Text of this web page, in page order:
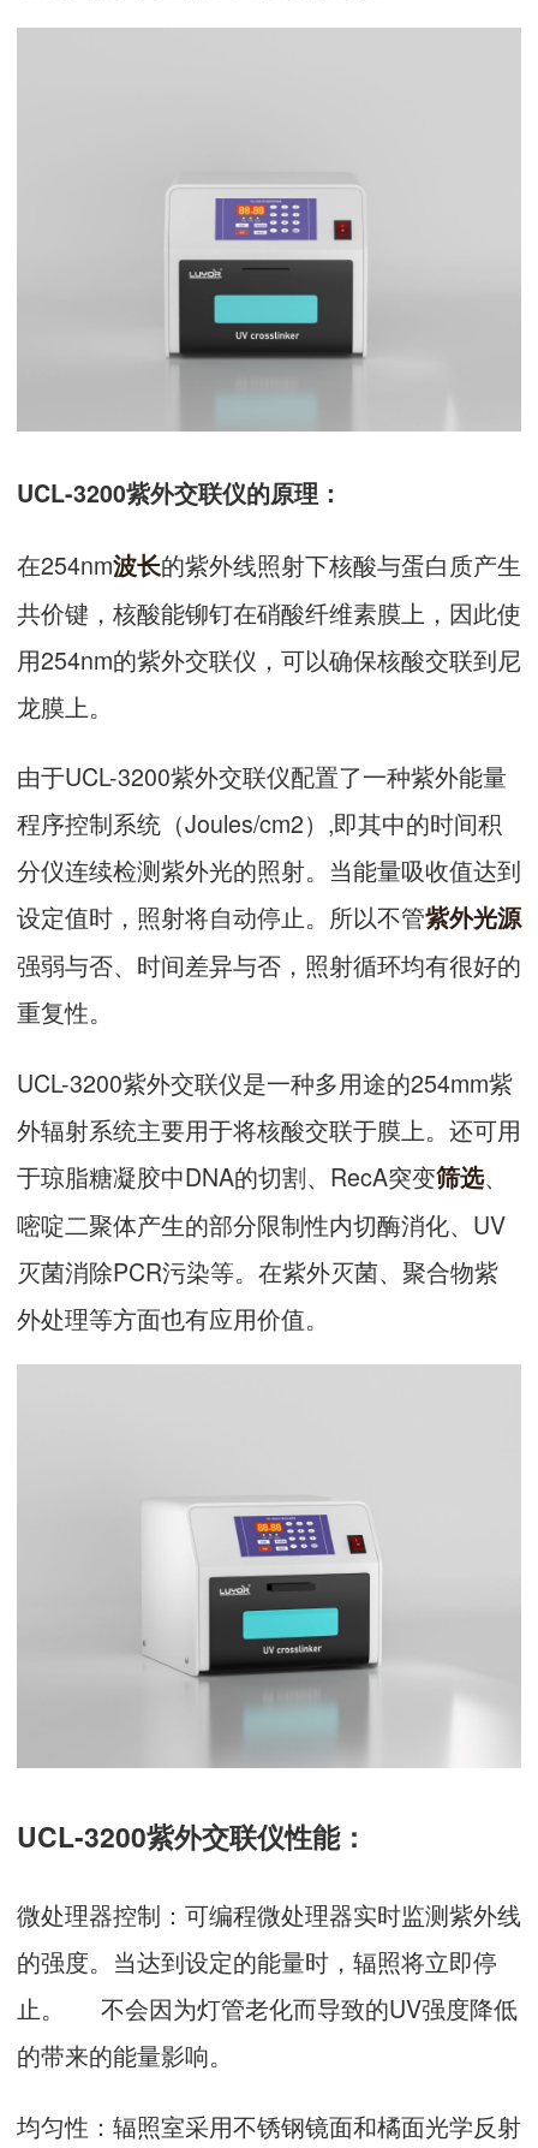
UCL-3200紫外交联仪的原理：
在254nm波长的紫外线照射下核酸与蛋白质产生
共价键，核酸能铆钉在硝酸纤维素膜上，因此使
用254nm的紫外交联仪，可以确保核酸交联到尼
龙膜上。
由于UCL-3200紫外交联仪配置了一种紫外能量
程序控制系统（Joules/cm2）,即其中的时间积
分仪连续检测紫外光的照射。当能量吸收值达到
设定值时，照射将自动停止。所以不管紫外光源
强弱与否、时间差异与否，照射循环均有很好的
重复性。
UCL-3200紫外交联仪是一种多用途的254mm紫
外辐射系统主要用于将核酸交联于膜上。还可用
于琼脂糖凝胶中DNA的切割、RecA突变筛选、
嘧啶二聚体产生的部分限制性内切酶消化、UV
灭菌消除PCR污染等。在紫外灭菌、聚合物紫
外处理等方面也有应用价值。
UCL-3200紫外交联仪性能：
微处理器控制：可编程微处理器实时监测紫外线
的强度。当达到设定的能量时，辐照将立即停
止。 不会因为灯管老化而导致的UV强度降低
的带来的能量影响。
均匀性：辐照室采用不锈钢镜面和橘面光学反射